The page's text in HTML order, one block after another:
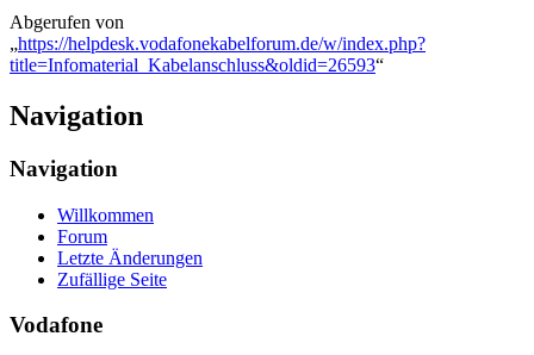
Abgerufen von
„https://helpdesk.vodafonekabelforum.de/w/index.php?
title=Infomaterial_Kabelanschluss&oldid=26593“
Navigation
Navigation
Willkommen
Forum
Letzte Änderungen
Zufällige Seite
Vodafone